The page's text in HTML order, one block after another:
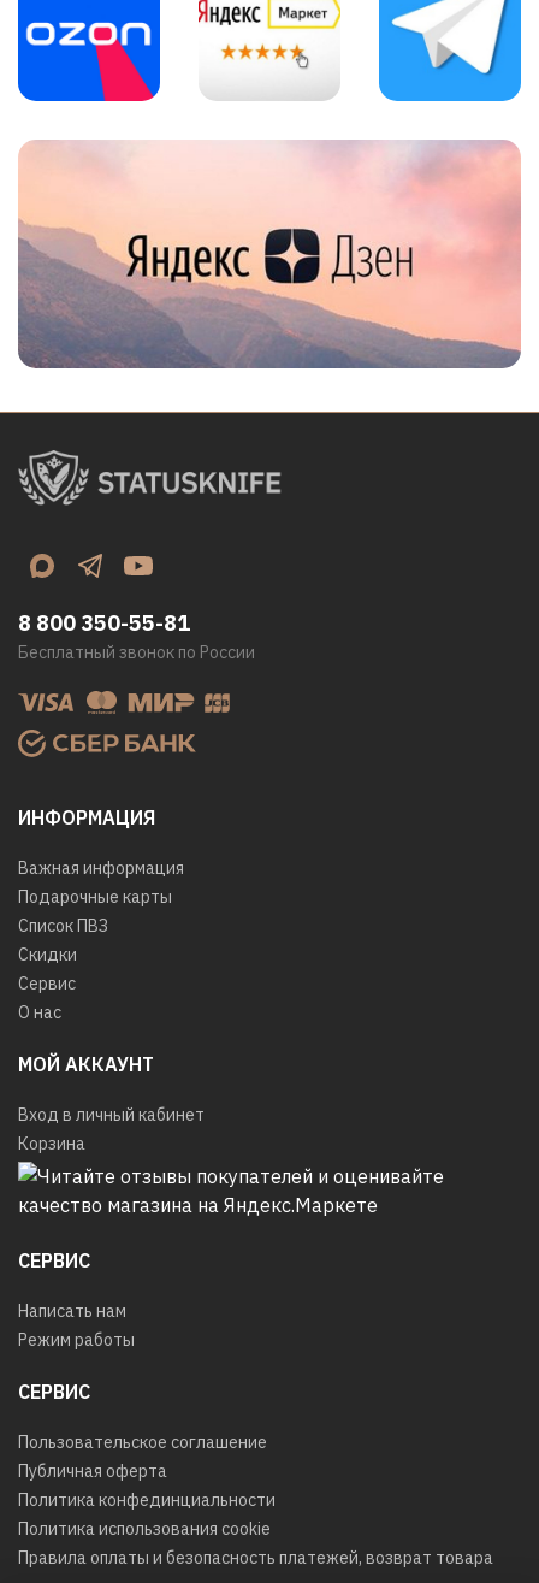
ИНФОРМАЦИЯ
Важная информация
Подарочные карты
Список ПВЗ
Скидки
Сервис
О нас
МОЙ АККАУНТ
Вход в личный кабинет
Корзина
СЕРВИС
Написать нам
Режим работы
СЕРВИС
Пользовательское соглашение
Публичная оферта
Политика конфединциальности
Политика использования cookie
Правила оплаты и безопасность платежей, возврат товара
8 800 350-55-81
Бесплатный звонок по России